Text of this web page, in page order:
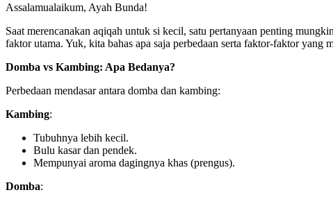
Assalamualaikum, Ayah Bunda!
Saat merencanakan aqiqah untuk si kecil, satu pertanyaan penting
faktor utama. Yuk, kita bahas apa saja perbedaan serta faktor-faktor
Domba vs Kambing: Apa Bedanya?
Perbedaan mendasar antara domba dan kambing:
Kambing:
Tubuhnya lebih kecil.
Bulu kasar dan pendek.
Mempunyai aroma dagingnya khas (prengus).
Domba: